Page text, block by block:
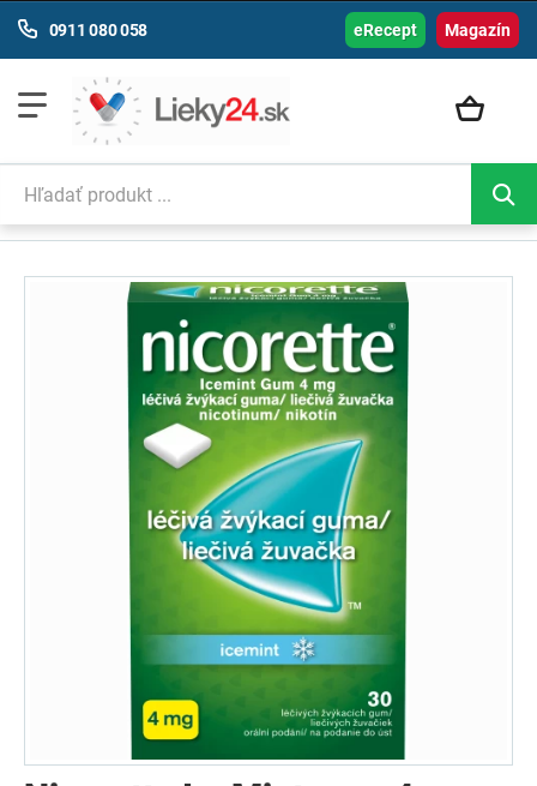
Magazín
0911 080 058 eRecept